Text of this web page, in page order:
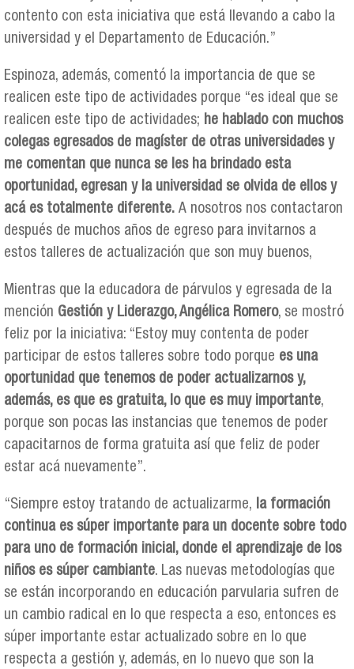
contento con esta iniciativa que está llevando a cabo la
universidad y el Departamento de Educación.”
Espinoza, además, comentó la importancia de que se
realicen este tipo de actividades porque “es ideal que se
realicen este tipo de actividades; he hablado con muchos
colegas egresados de magíster de otras universidades y
me comentan que nunca se les ha brindado esta
oportunidad, egresan y la universidad se olvida de ellos y
acá es totalmente diferente. A nosotros nos contactaron
después de muchos años de egreso para invitarnos a
estos talleres de actualización que son muy buenos,
Mientras que la educadora de párvulos y egresada de la
mención Gestión y Liderazgo, Angélica Romero, se mostró
feliz por la iniciativa: “Estoy muy contenta de poder
participar de estos talleres sobre todo porque es una
oportunidad que tenemos de poder actualizarnos y,
además, es que es gratuita, lo que es muy importante,
porque son pocas las instancias que tenemos de poder
capacitarnos de forma gratuita así que feliz de poder
estar acá nuevamente”.
“Siempre estoy tratando de actualizarme, la formación
continua es súper importante para un docente sobre todo
para uno de formación inicial, donde el aprendizaje de los
niños es súper cambiante. Las nuevas metodologías que
se están incorporando en educación parvularia sufren de
un cambio radical en lo que respecta a eso, entonces es
súper importante estar actualizado sobre en lo que
respecta a gestión y, además, en lo nuevo que son la